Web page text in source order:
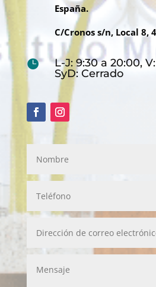
España.
C/Cronos s/n, Local 8,

L-J: 9:30 a 20:00,
SyD: Cerrado